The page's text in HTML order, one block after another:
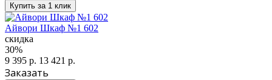
Купить за 1 клик
Айвори Шкаф №1 602
скидка
30%
9 395 р. 13 421 р.
Заказать